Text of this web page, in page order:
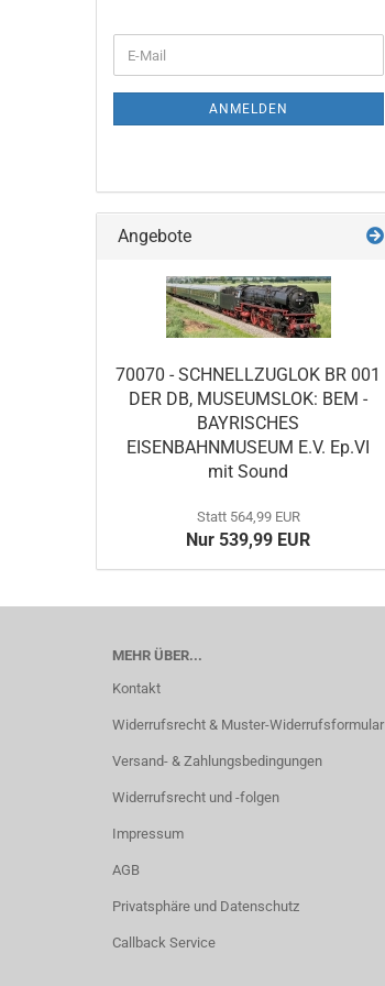
ZUR
E-
Mail
ANMELDEN
Angebote
70070 - SCHNELLZUGLOK BR 001
DER DB, MUSEUMSLOK: BEM -
BAYRISCHES
EISENBAHNMUSEUM E.V. Ep.VI
mit Sound
Statt 564,99 EUR
Nur 539,99 EUR
MEHR ÜBER...
Kontakt
Widerrufsrecht & Muster-Widerrufsformular
Versand- & Zahlungsbedingungen
Widerrufsrecht und -folgen
Impressum
AGB
Privatsphäre und Datenschutz
Callback Service